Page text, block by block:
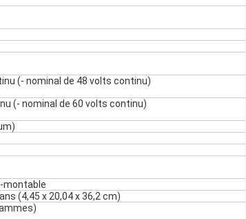
(- nominal de 48 volts continu)
(- nominal de 60 volts continu)
montable
(4,45 x 20,04 x 36,2 cm)